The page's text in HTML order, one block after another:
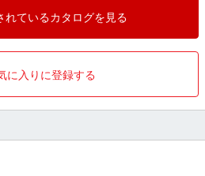
れているカタログを見る
に入りに登録する